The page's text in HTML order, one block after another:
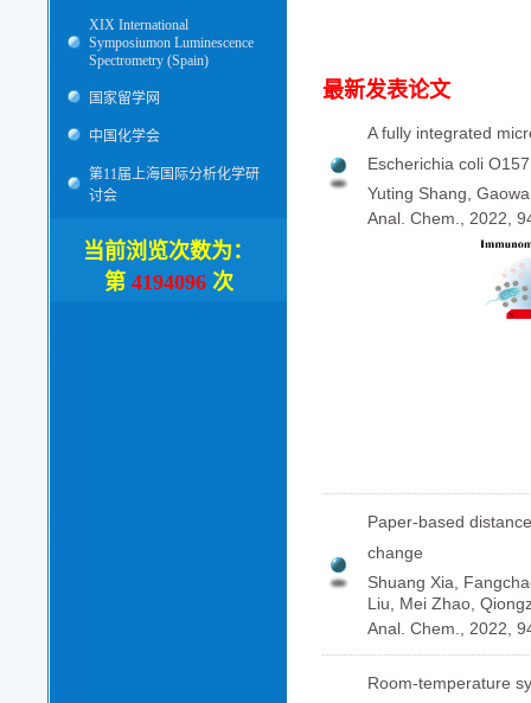
XIX International
Symposiumon Luminescence
Spectrometry (Spain)
国家留学网
中国化学会
第11届上海国际分析化学研
讨会
当前浏览次数为：
第 4194096次
最新发表论文
A fully integrated
Escherichia coli
Yuting Shang,
Anal. Chem., 2022,
Paper-based
change
Shuang Xia,
Liu, Mei Zhao,
Anal. Chem., 2022,
Room-temperature